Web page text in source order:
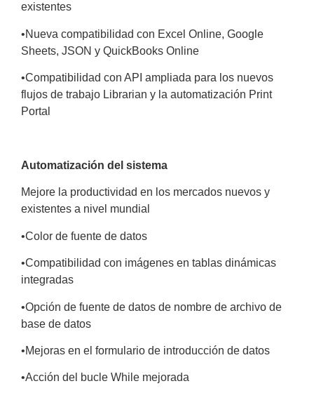
existentes
•Nueva compatibilidad con Excel Online, Google
Sheets, JSON y QuickBooks Online
•Compatibilidad con API ampliada para los nuevos
flujos de trabajo Librarian y la automatización Print
Portal
Automatización del sistema
Mejore la productividad en los mercados nuevos y
existentes a nivel mundial
•Color de fuente de datos
•Compatibilidad con imágenes en tablas dinámicas
integradas
•Opción de fuente de datos de nombre de archivo de
base de datos
•Mejoras en el formulario de introducción de datos
•Acción del bucle While mejorada